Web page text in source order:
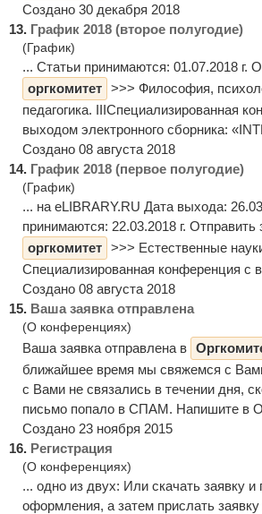
Создано 30 декабря 2018
13. График 2018 (второе полугодие)
(График)
... Статьи принимаются: 01.07.2018 г.
оргкомитет >>> Философия,
педагогика. IIIСпециализированная
выходом электронного сборника:
Создано 08 августа 2018
14. График 2018 (первое полугодие)
(График)
... на eLIBRARY.RU Дата выхода:
принимаются: 22.03.2018 г. Отправить
оргкомитет >>> Естественные
Специализированная конференция с
Создано 08 августа 2018
15. Ваша заявка отправлена
(О конференциях)
Ваша заявка отправлена в
ближайшее время мы свяжемся с
с Вами не связались в течении дня,
письмо попало в СПАМ. Напишите в
Создано 23 ноября 2015
16. Регистрация
(О конференциях)
... одно из двух: Или скачать заявку и
оформления, а затем прислать